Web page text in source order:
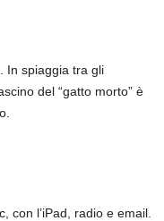
In spiaggia tra gli
del “gatto morto” è
con l’iPad, radio e email.